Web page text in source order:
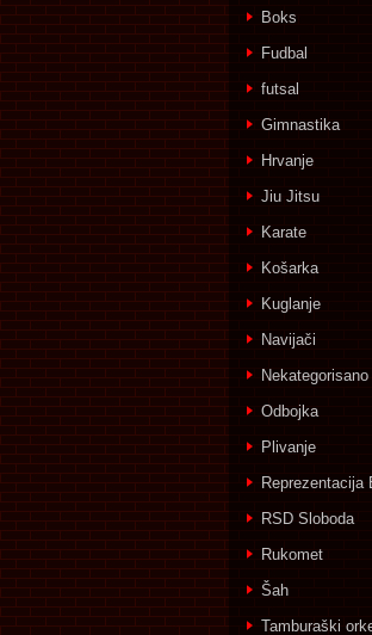
Boks
Fudbal
futsal
Gimnastika
Hrvanje
Jiu Jitsu
Karate
Košarka
Kuglanje
Navijači
Nekategorisano
Odbojka
Plivanje
Reprezentacija
RSD Sloboda
Rukomet
Šah
Tamburaški